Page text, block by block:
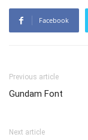
Facebook
Previous article
Gundam Font
Next article